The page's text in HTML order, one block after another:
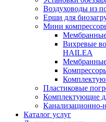
Воздуховоды из
Ерши для
Мини
Вихревые
HAILEA
Пластиковые
Комплектующие
Канализационно-
Каталог услуг